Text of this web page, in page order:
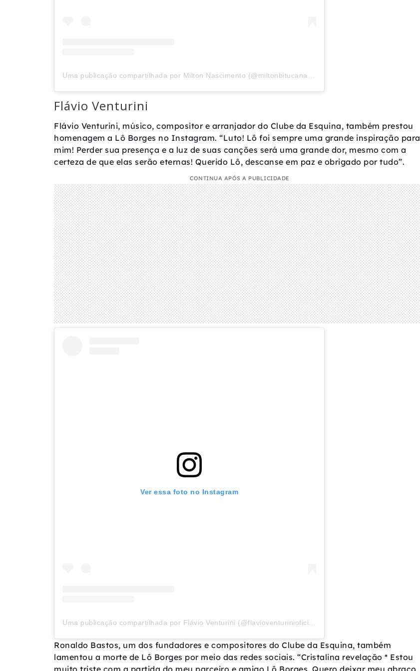
Flávio Venturini
Flávio Venturini, músico, compositor e arranjador do Clube da Esquina, também prestou
homenagem a Lô Borges no Instagram. “Luto! Lô foi sempre uma grande inspiração para
mim! Perder sua presença e a luz de suas canções será uma grande dor, mesmo com a
certeza de que elas serão eternas! Querido Lô, descanse em paz e obrigado por tudo”.
CONTINUA APÓS A PUBLICIDADE
Ver essa foto no Instagram
Ronaldo Bastos, um dos fundadores e compositores do Clube da Esquina, também
lamentou a morte de Lô Borges por meio das redes sociais. “Cristalina revelação * Estou
muito triste com a partida do meu parceiro e amigo Lô Borges. Quero deixar meu abraço